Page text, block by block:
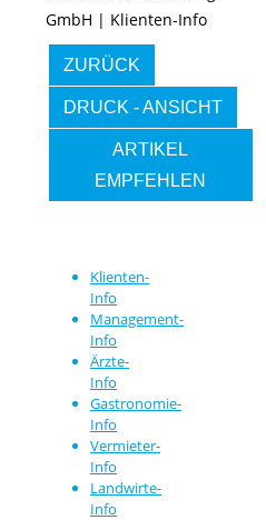
GmbH | Klienten-Info
ZURÜCK
DRUCK - ANSICHT
ARTIKEL
EMPFEHLEN
Klienten-
Info
Management-
Info
Ärzte-
Info
Gastronomie-
Info
Vermieter-
Info
Landwirte-
Info